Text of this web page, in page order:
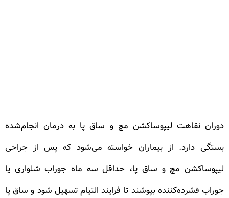
دوران نقاهت لیپوساکشن مچ و ساق پا به درمان انجام‌شده
بستگی دارد. از بیماران خواسته می‌شود که پس از جراحی
لیپوساکشن مچ و ساق پا، حداقل سه ماه جوراب شلواری یا
جوراب فشرده‌کننده بپوشند تا فرایند التیام تسهیل شود و ساق پا